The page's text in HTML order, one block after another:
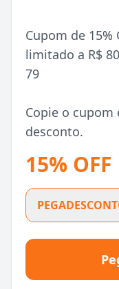
Cupom de 15%
limitado a R$
79
Copie o cupom
desconto.
15% OFF